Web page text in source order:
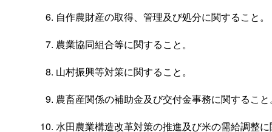
自作農財産の取得、管理及び処分に関すること。
農業協同組合等に関すること。
山村振興等対策に関すること。
農畜産関係の補助金及び交付金事務に関すること。
水田農業構造改革対策の推進及び米の需給調整に